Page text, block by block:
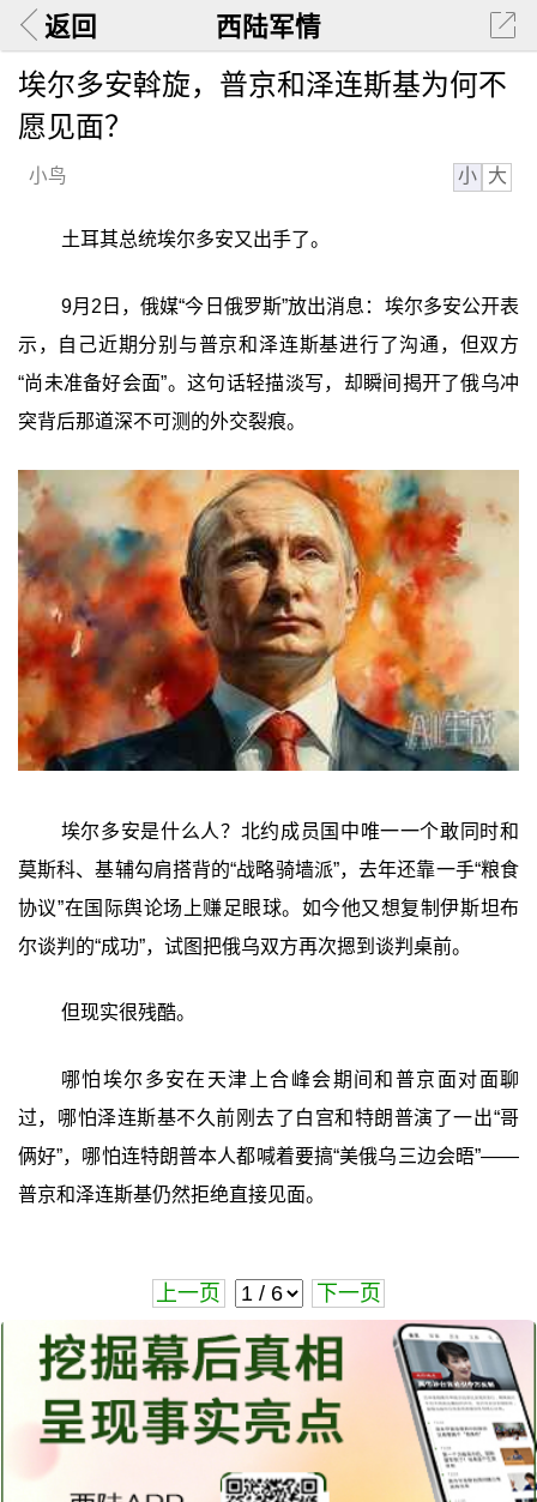
返回 西陆军情
埃尔多安斡旋，普京和泽连斯基为何不
愿见面？
小鸟 小 大
土耳其总统埃尔多安又出手了。
9月2日，俄媒“今日俄罗斯”放出消息：埃尔多安公开表
示，自己近期分别与普京和泽连斯基进行了沟通，但双方
“尚未准备好会面”。这句话轻描淡写，却瞬间揭开了俄乌冲
突背后那道深不可测的外交裂痕。
埃尔多安是什么人？北约成员国中唯一一个敢同时和
莫斯科、基辅勾肩搭背的“战略骑墙派”，去年还靠一手“粮食
协议”在国际舆论场上赚足眼球。如今他又想复制伊斯坦布
尔谈判的“成功”，试图把俄乌双方再次摁到谈判桌前。
但现实很残酷。
哪怕埃尔多安在天津上合峰会期间和普京面对面聊
过，哪怕泽连斯基不久前刚去了白宫和特朗普演了一出“哥
俩好”，哪怕连特朗普本人都喊着要搞“美俄乌三边会晤”——
普京和泽连斯基仍然拒绝直接见面。
上一页 下一页